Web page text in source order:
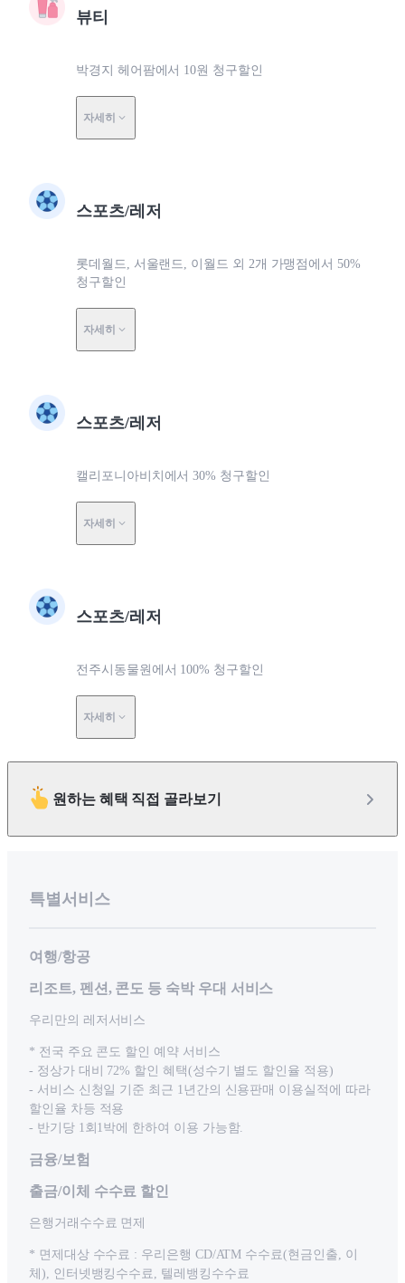
뷰티
박경지 헤어팜에서 10원 청구할인
자세히
스포츠/레저
롯데월드, 서울랜드, 이월드 외 2개 가맹점에서 50%
청구할인
자세히
스포츠/레저
캘리포니아비치에서 30% 청구할인
자세히
스포츠/레저
전주시동물원에서 100% 청구할인
자세히
원하는 혜택 직접 골라보기
특별서비스
여행/항공
리조트, 펜션, 콘도 등 숙박 우대 서비스
우리만의 레저서비스
* 전국 주요 콘도 할인 예약 서비스
- 정상가 대비 72% 할인 혜택(성수기 별도 할인율 적용)
- 서비스 신청일 기준 최근 1년간의 신용판매 이용실적에 따라
할인율 차등 적용
- 반기당 1회1박에 한하여 이용 가능함.
금융/보험
출금/이체 수수료 할인
은행거래수수료 면제
* 면제대상 수수료 : 우리은행 CD/ATM 수수료(현금인출, 이
체), 인터넷뱅킹수수료, 텔레뱅킹수수료